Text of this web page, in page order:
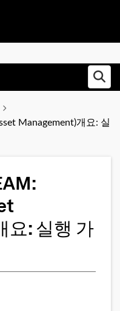
Management)개요: 실
요: 실행 가